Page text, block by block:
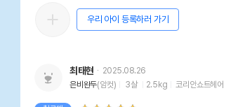
우리 아이 등록하러 가기
최태현
2025.08.26
은비완두(암컷) 3살 2.5kg 코리안쇼트헤어